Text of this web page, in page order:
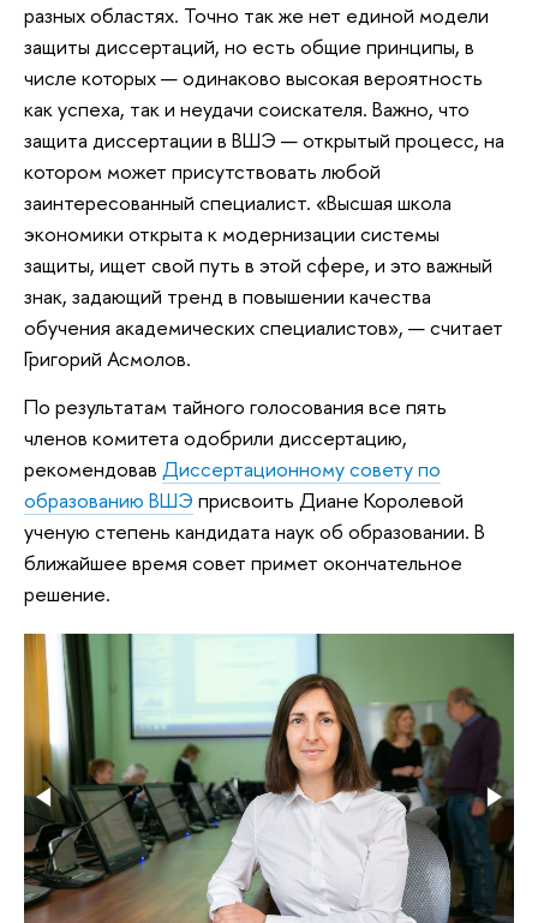
разных областях. Точно так же нет единой модели
защиты диссертаций, но есть общие принципы, в
числе которых — одинаково высокая вероятность
как успеха, так и неудачи соискателя. Важно, что
защита диссертации в ВШЭ — открытый процесс, на
котором может присутствовать любой
заинтересованный специалист. «Высшая школа
экономики открыта к модернизации системы
защиты, ищет свой путь в этой сфере, и это важный
знак, задающий тренд в повышении качества
обучения академических специалистов», — считает
Григорий Асмолов.
По результатам тайного голосования все пять
членов комитета одобрили диссертацию,
рекомендовав Диссертационному совету по
образованию ВШЭ присвоить Диане Королевой
ученую степень кандидата наук об образовании. В
ближайшее время совет примет окончательное
решение.